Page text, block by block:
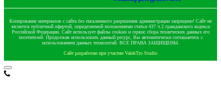
Копирование материалов с сайта без письменного разрешения администрации запрещено! Сайт не
является публичной офертой, определяемой положениями статьи 437 ч.2 гражданского кодекса
Российской Федерации. Сайт использует файлы cookies и сервис сбора технических данных его
посетителей. Продолжая использовать данный ресурс, Вы автоматически соглашаетесь с
использованием данных технологий. ВСЕ ПРАВА ЗАЩИЩЕНЫ.
Сайт разработан при участии ValekTro Studio